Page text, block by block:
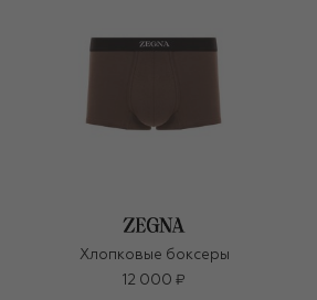
Хлопковые боксеры
12 000 ₽